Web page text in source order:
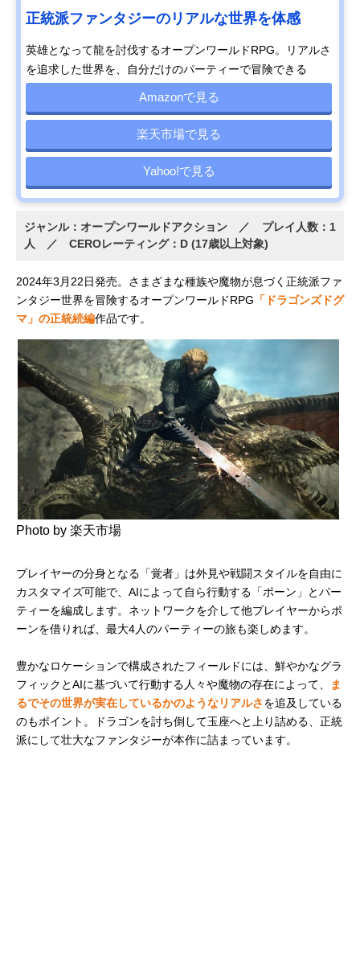
正統派ファンタジーのリアルな世界を体感
英雄となって龍を討伐するオープンワールドRPG。リアルさ
を追求した世界を、自分だけのパーティーで冒険できる
Amazonで見る
楽天市場で見る
Yahoo!で見る
ジャンル：オープンワールドアクション ／ プレイ人数：1
人 ／ CEROレーティング：D (17歳以上対象)
2024年3月22日発売。さまざまな種族や魔物が息づく正統派ファ
ンタジー世界を冒険するオープンワールドRPG 「ドラゴンズドグ
マ」の正統続編作品です。
Photo by 楽天市場
プレイヤーの分身となる「覚者」は外見や戦闘スタイルを自由に
カスタマイズ可能で、AIによって自ら行動する「ポーン」とパー
ティーを編成します。ネットワークを介して他プレイヤーからポ
ーンを借りれば、最大4人のパーティーの旅も楽しめます。
豊かなロケーションで構成されたフィールドには、鮮やかなグラ
フィックとAIに基づいて行動する人々や魔物の存在によって、
ま
るでその世界が実在しているかのようなリアルさを追及している
のもポイント。ドラゴンを討ち倒して玉座へと上り詰める、正統
派にして壮大なファンタジーが本作に詰まっています。